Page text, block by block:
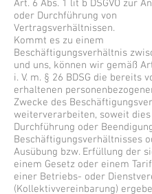
Art. 6 Abs. 1 lit b DSGVO zur
oder Durchführung von
Vertragsverhältnissen.
Kommt es zu einem
Beschäftigungsverhältnis
und uns, können wir gemäß
i. V. m. § 26 BDSG die bereits
erhaltenen
Zwecke des
weiterverarbeiten, soweit
Durchführung oder
Beschäftigungsverhältnisses
Ausübung bzw. Erfüllung der
einem Gesetz oder einem
einer Betriebs- oder
(Kollektivvereinbarung)